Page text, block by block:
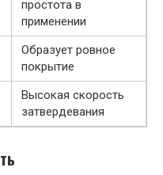
простота в
применении
Образует ровное
покрытие
Высокая скорость
затвердевания